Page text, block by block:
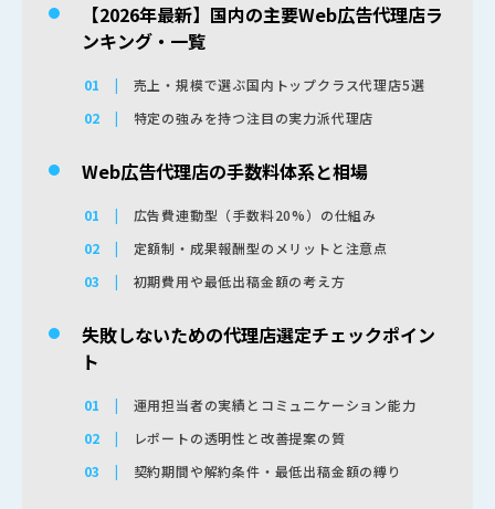
【2026年最新】国内の主要Web広告代理店ラ
ンキング・一覧
売上・規模で選ぶ国内トップクラス代理店5選
特定の強みを持つ注目の実力派代理店
Web広告代理店の手数料体系と相場
広告費連動型（手数料20%）の仕組み
定額制・成果報酬型のメリットと注意点
初期費用や最低出稿金額の考え方
失敗しないための代理店選定チェックポイン
ト
運用担当者の実績とコミュニケーション能力
レポートの透明性と改善提案の質
契約期間や解約条件・最低出稿金額の縛り